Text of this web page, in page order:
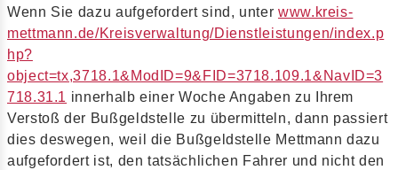
Wenn Sie dazu aufgefordert sind, unter www.kreis-
mettmann.de/Kreisverwaltung/Dienstleistungen/index.p
hp?
object=tx,3718.1&ModID=9&FID=3718.109.1&NavID=3
718.31.1 innerhalb einer Woche Angaben zu Ihrem
Verstoß der Bußgeldstelle zu übermitteln, dann passiert
dies deswegen, weil die Bußgeldstelle Mettmann dazu
aufgefordert ist, den tatsächlichen Fahrer und nicht den